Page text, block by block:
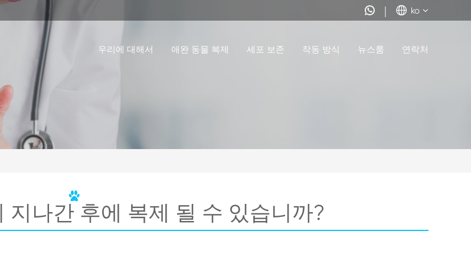
  ko
우리에 대해서 애완 동물 복제 세포 보존 작동 방식 뉴스룸 연락처
지나간 후에 복제 될 수 있습니까?